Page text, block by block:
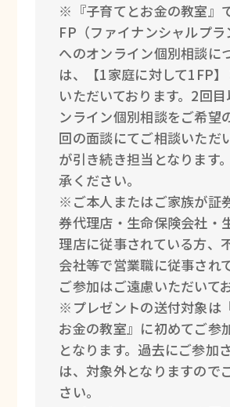
※『子育てとお金の教室』
FP（ファイナンシャルプラ
へのオンライン個別相談に
は、【1家庭に対して1FP
いただいております。2回
ンライン個別相談をご希望
回の面談にてご相談いただ
が引き続き担当となります
承ください。
※ご本人またはご家族が証
券代理店・生命保険会社・
理店に従事されている方、
会社等で営業職に従事され
ご参加はご遠慮いただいて
※プレゼントの送付対象は
お金の教室』に初めてご参
となります。過去にご参加
は、対象外となりますので
さい。